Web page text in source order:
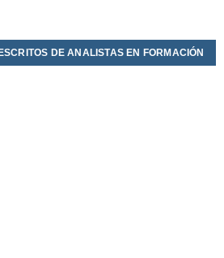
ESCRITOS DE ANALISTAS EN FORMACIÓN